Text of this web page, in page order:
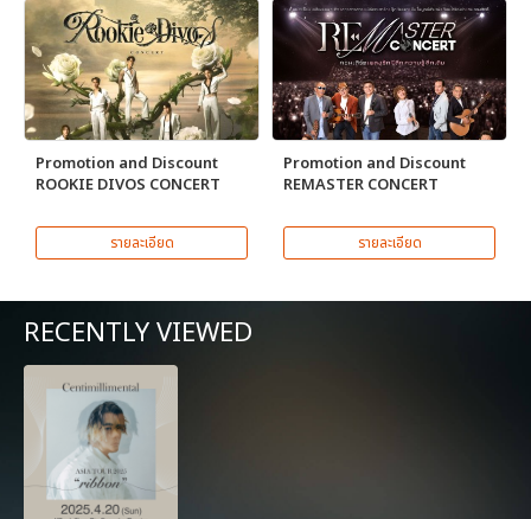
Promotion and Discount
ROOKIE DIVOS CONCERT
รายละเอียด
Promotion and Discount
REMASTER CONCERT
รายละเอียด
RECENTLY VIEWED